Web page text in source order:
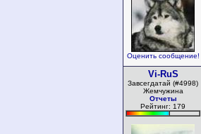
Оценить сообщение!
Vi-RuS
Завсегдатай (#4998)
Жемчужина
Отчеты
Рейтинг: 179